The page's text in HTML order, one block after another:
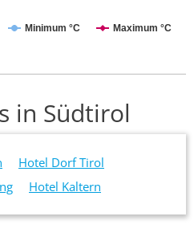
Minimum °C Maximum °C
in Südtirol
Hotel Dorf Tirol
Hotel Kaltern